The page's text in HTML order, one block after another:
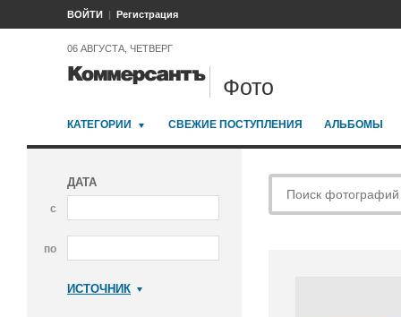
ВОЙТИ Регистрация
06 АВГУСТА, ЧЕТВЕРГ
Фото
КАТЕГОРИИ СВЕЖИЕ ПОСТУПЛЕНИЯ АЛЬБОМЫ
ДАТА
с
по
ИСТОЧНИК